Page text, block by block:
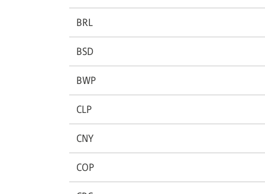
BRL
BSD
BWP
CLP
CNY
COP